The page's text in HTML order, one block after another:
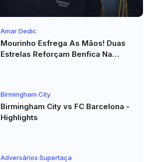
Amar Dedic
Mourinho Esfrega As Mãos! Duas
Estrelas Reforçam Benfica Na
Birmingham City
Birmingham City vs FC Barcelona -
Highlights
Adversários Supertaça